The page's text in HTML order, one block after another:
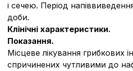
і сечею. Період
доби.
Клінічні характеристики.
Показання.
Місцеве лікування грибкових
спричинених чутливими до